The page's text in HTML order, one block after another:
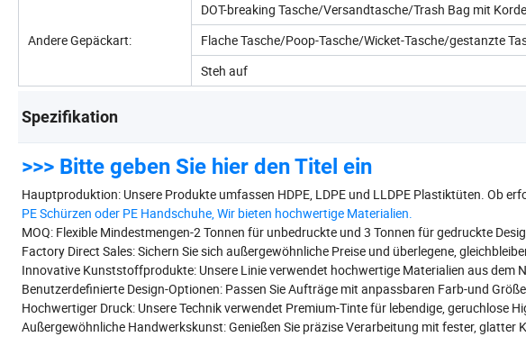
Andere Gepäckart:
DOT-breaking Tasche/Versandtasche/Trash Bag mit
Flache Tasche/Poop-Tasche/Wicket-Tasche/gestanzte
Steh auf
Spezifikation
>>> Bitte geben Sie hier den Titel ein
Hauptproduktion: Unsere Produkte umfassen HDPE, LDPE und LLDPE Plastiktüten. Ob
PE Schürzen oder PE Handschuhe, Wir bieten hochwertige Materialien.
MOQ: Flexible Mindestmengen-2 Tonnen für unbedruckte und 3 Tonnen für gedruckte
Factory Direct Sales: Sichern Sie sich außergewöhnliche Preise und überlegene,
Innovative Kunststoffprodukte: Unsere Linie verwendet hochwertige Materialien aus dem
Benutzerdefinierte Design-Optionen: Passen Sie Aufträge mit anpassbaren Farb-und
Hochwertiger Druck: Unsere Technik verwendet Premium-Tinte für lebendige, geruchlose
Außergewöhnliche Handwerkskunst: Genießen Sie präzise Verarbeitung mit fester, glatter